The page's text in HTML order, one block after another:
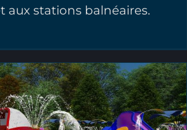
aux stations balnéaires.